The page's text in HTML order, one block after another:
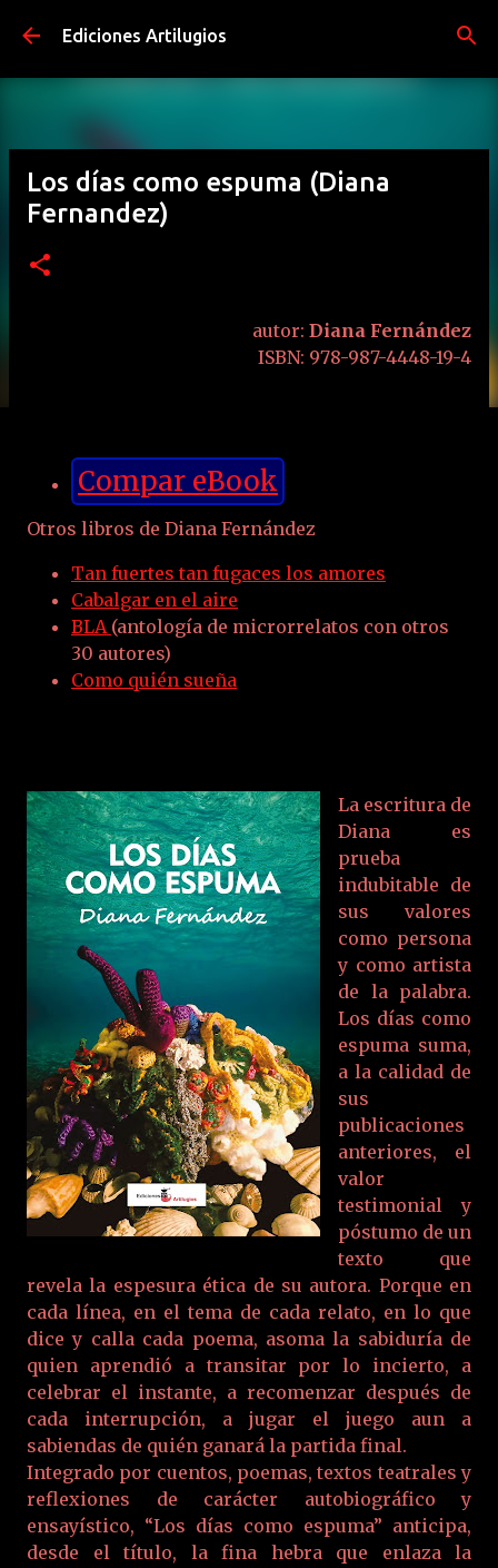
Ir al contenido principal
Ediciones Artilugios
Los días como espuma (Diana
Fernandez)
autor: Diana Fernández
ISBN: 978-987-4448-19-4
Compar eBook
Otros libros de Diana Fernández
Tan fuertes tan fugaces los amores
Cabalgar en el aire
BLA (antología de microrrelatos con otros
30 autores)
Como quién sueña
La escritura de
Diana es
prueba
indubitable de
sus valores
como persona
y como artista
de la palabra.
Los días como
espuma suma,
a la calidad de
sus
publicaciones
anteriores, el
valor
testimonial y
póstumo de un
texto que
revela la espesura ética de su autora. Porque en
cada línea, en el tema de cada relato, en lo que
dice y calla cada poema, asoma la sabiduría de
quien aprendió a transitar por lo incierto, a
celebrar el instante, a recomenzar después de
cada interrupción, a jugar el juego aun a
sabiendas de quién ganará la partida final.
Integrado por cuentos, poemas, textos teatrales y
reflexiones de carácter autobiográfico y
ensayístico, “Los días como espuma” anticipa,
desde el título, la fina hebra que enlaza la